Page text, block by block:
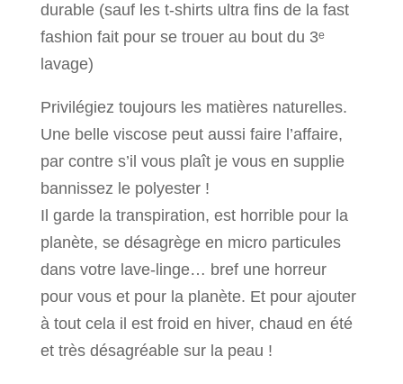
durable (sauf les t-shirts ultra fins de la fast
fashion fait pour se trouer au bout du 3ᵉ
lavage)
Privilégiez toujours les matières naturelles.
Une belle viscose peut aussi faire l’affaire,
par contre s’il vous plaît je vous en supplie
bannissez le polyester !
Il garde la transpiration, est horrible pour la
planète, se désagrège en micro particules
dans votre lave-linge… bref une horreur
pour vous et pour la planète. Et pour ajouter
à tout cela il est froid en hiver, chaud en été
et très désagréable sur la peau !